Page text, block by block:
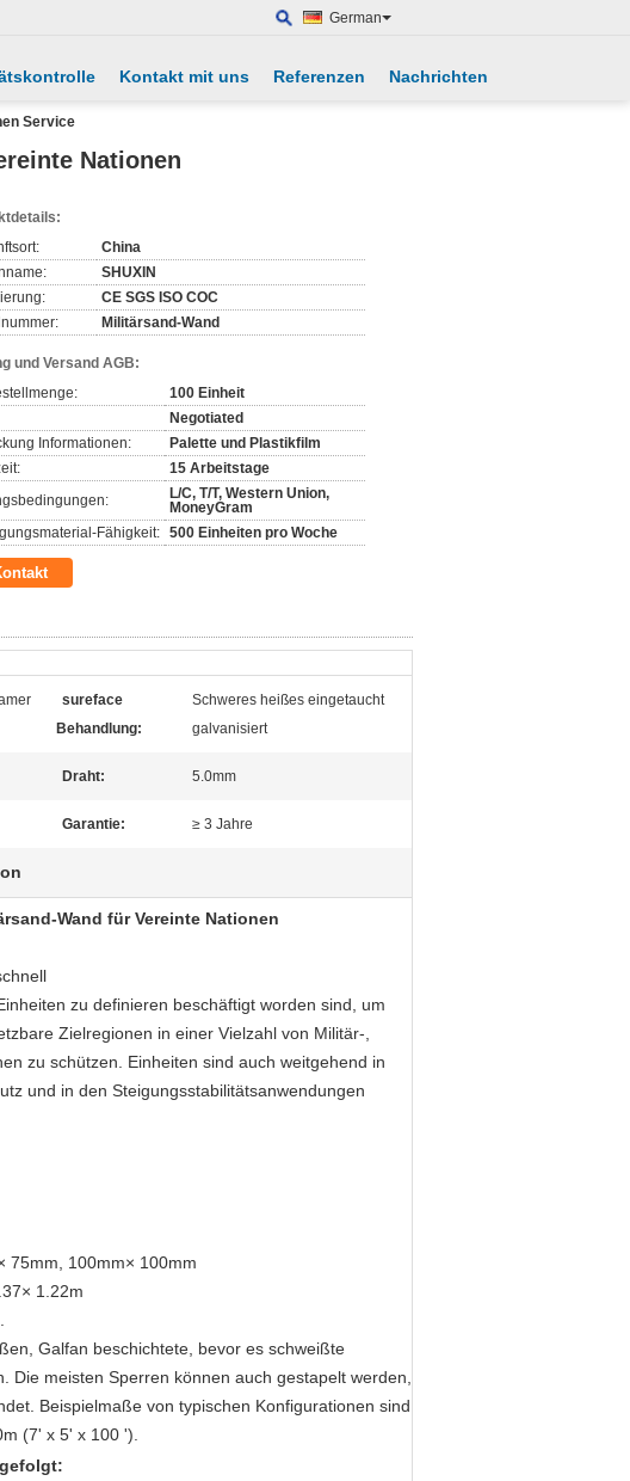
German
Kontakt mit uns Referenzen Nachrichten
Service
Nationen
China
SHUXIN
CE SGS ISO COC
Militärsand-Wand
und Versand AGB:
100 Einheit
Negotiated
Informationen:
Palette und Plastikfilm
15 Arbeitstage
L/C, T/T, Western Union,
MoneyGram
Fähigkeit: 500 Einheiten pro Woche
sureface
Behandlung:
Schweres heißes eingetaucht
galvanisiert
Draht: 5.0mm
Garantie: ≥ 3 Jahre
sand-Wand für Vereinte Nationen
zu definieren beschäftigt worden sind, um
Zielregionen in einer Vielzahl von Militär-,
zu schützen. Einheiten sind auch weitgehend in
und in den Steigungsstabilitätsanwendungen
75mm, 100mm× 100mm
1.22m
Galfan beschichtete, bevor es schweißte
Die meisten Sperren können auch gestapelt werden,
Beispielmaße von typischen Konfigurationen sind
(7' x 5' x 100 ').